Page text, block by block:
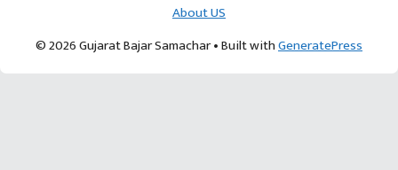
About US
© 2026 Gujarat Bajar Samachar• Built withGeneratePress